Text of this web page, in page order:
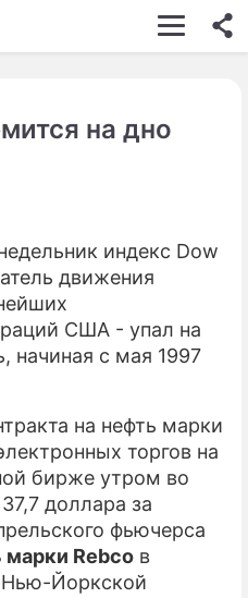
ШОУ-БИЗНЕС
КИНО
ЭКОНОМИКА
ПРОИСШЕСТВИЯ
СОННИК
СЕРИАЛЫ
ИГРЫ
ПРЕСС-РЕЛИЗЫ
О ПРОЕКТЕ
на дно
индекс Dow
движения
США - упал на
начиная с мая 1997
на нефть марки
торгов на
бирже утром во
доллара за
фьючерса
Rebco в
Нью-Йоркской